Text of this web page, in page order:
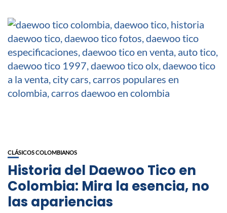
CLÁSICOS COLOMBIANOS
Historia del Daewoo Tico en
Colombia: Mira la esencia, no
las apariencias